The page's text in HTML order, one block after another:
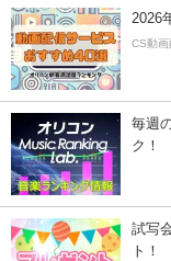
2026
CS動画
毎週
ク！
試写
ト！